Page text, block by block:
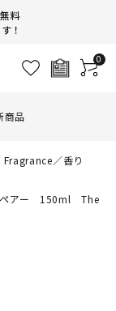
料
！
0
商品
Fragrance／香り
ペアー 150ml The